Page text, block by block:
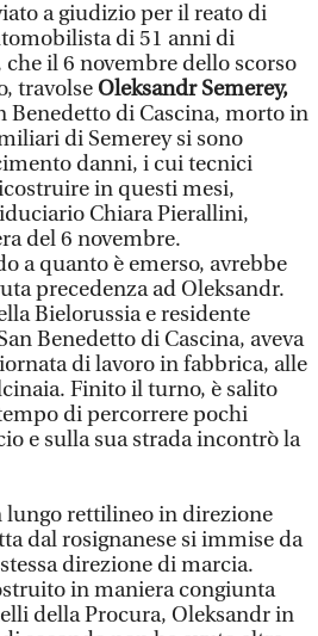
a giudizio per il reato di
di 51 anni di
il 6 novembre dello scorso
travolse Oleksandr Semerey,
Benedetto di Cascina, morto in
di Semerey si sono
danni, i cui tecnici
in questi mesi,
Chiara Pierallini,
del 6 novembre.
a quanto è emerso, avrebbe
precedenza ad Oleksandr.
Bielorussia e residente
Benedetto di Cascina, aveva
di lavoro in fabbrica, alle
Finito il turno, è salito
di percorrere pochi
e sulla sua strada incontrò la
lungo rettilineo in direzione
dal rosignanese si immise da
direzione di marcia.
in maniera congiunta
della Procura, Oleksandr in